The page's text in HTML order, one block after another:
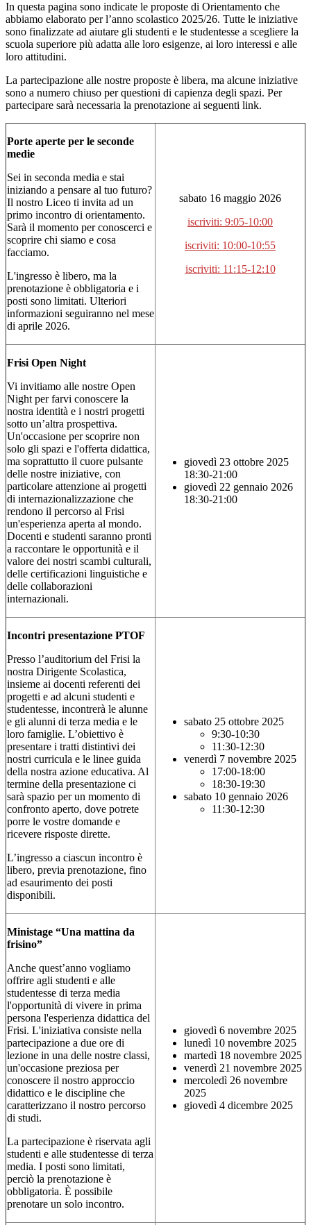
In questa pagina sono indicate le proposte di Orientamento che
abbiamo elaborato per l’anno scolastico 2025/26. Tutte le iniziative
sono finalizzate ad aiutare gli studenti e le studentesse a scegliere la
scuola superiore più adatta alle loro esigenze, ai loro interessi e alle
loro attitudini.
La partecipazione alle nostre proposte è libera, ma alcune iniziative
sono a numero chiuso per questioni di capienza degli spazi. Per
partecipare sarà necessaria la prenotazione ai seguenti link.
Porte aperte per le seconde
medie
Sei in seconda media e stai
iniziando a pensare al tuo futuro?
Il nostro Liceo ti invita ad un
primo incontro di orientamento.
Sarà il momento per conoscerci e
scoprire chi siamo e cosa
facciamo.
L'ingresso è libero, ma la
prenotazione è obbligatoria e i
posti sono limitati. Ulteriori
informazioni seguiranno nel mese
di aprile 2026.
sabato 16 maggio 2026
iscriviti: 9:05-10:00
iscriviti: 10:00-10:55
iscriviti: 11:15-12:10
Frisi Open Night
Vi invitiamo alle nostre Open
Night per farvi conoscere la
nostra identità e i nostri progetti
sotto un’altra prospettiva.
Un'occasione per scoprire non
solo gli spazi e l'offerta didattica,
ma soprattutto il cuore pulsante
delle nostre iniziative, con
particolare attenzione ai progetti
di internazionalizzazione che
rendono il percorso al Frisi
un'esperienza aperta al mondo.
Docenti e studenti saranno pronti
a raccontare le opportunità e il
valore dei nostri scambi culturali,
delle certificazioni linguistiche e
delle collaborazioni
internazionali.
giovedì 23 ottobre 2025
18:30-21:00
giovedì 22 gennaio 2026
18:30-21:00
Incontri presentazione PTOF
Presso l’auditorium del Frisi la
nostra Dirigente Scolastica,
insieme ai docenti referenti dei
progetti e ad alcuni studenti e
studentesse, incontrerà le alunne
e gli alunni di terza media e le
loro famiglie. L’obiettivo è
presentare i tratti distintivi dei
nostri curricula e le linee guida
della nostra azione educativa. Al
termine della presentazione ci
sarà spazio per un momento di
confronto aperto, dove potrete
porre le vostre domande e
ricevere risposte dirette.
L’ingresso a ciascun incontro è
libero, previa prenotazione, fino
ad esaurimento dei posti
disponibili.
sabato 25 ottobre 2025
9:30-10:30
11:30-12:30
venerdì 7 novembre 2025
17:00-18:00
18:30-19:30
sabato 10 gennaio 2026
11:30-12:30
Ministage “Una mattina da
frisino”
Anche quest’anno vogliamo
offrire agli studenti e alle
studentesse di terza media
l'opportunità di vivere in prima
persona l'esperienza didattica del
Frisi. L'iniziativa consiste nella
partecipazione a due ore di
lezione in una delle nostre classi,
un'occasione preziosa per
conoscere il nostro approccio
didattico e le discipline che
caratterizzano il nostro percorso
di studi.
La partecipazione è riservata agli
studenti e alle studentesse di terza
media. I posti sono limitati,
perciò la prenotazione è
obbligatoria. È possibile
prenotare un solo incontro.
giovedì 6 novembre 2025
lunedì 10 novembre 2025
martedì 18 novembre 2025
venerdì 21 novembre 2025
mercoledì 26 novembre
2025
giovedì 4 dicembre 2025